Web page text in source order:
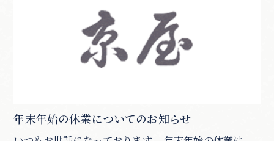
年末年始の休業についてのお知らせ